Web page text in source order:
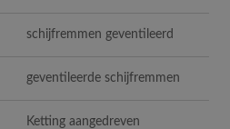
schijfremmen geventileerd
geventileerde schijfremmen
Ketting aangedreven